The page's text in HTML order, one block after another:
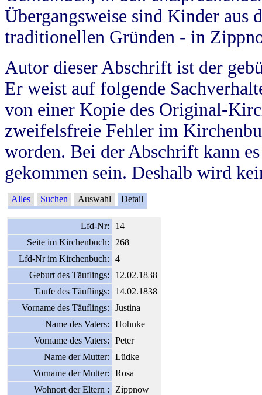
Übergangsweise sind Kinder aus
traditionellen Gründen - in
Autor dieser Abschrift ist der
Er weist auf folgende
von einer Kopie des Original-
zweifelsfreie Fehler im
worden. Bei der Abschrift kann
gekommen sein. Deshalb wird
Alles Suchen Auswahl Detail
Lfd-Nr:
14
Seite im Kirchenbuch:
268
Lfd-Nr im Kirchenbuch:
4
Geburt des Täuflings:
12.02.1838
Taufe des Täuflings:
14.02.1838
Vorname des Täuflings:
Justina
Name des Vaters:
Hohnke
Vorname des Vaters:
Peter
Name der Mutter:
Lüdke
Vorname der Mutter:
Rosa
Wohnort der Eltern :
Zippnow